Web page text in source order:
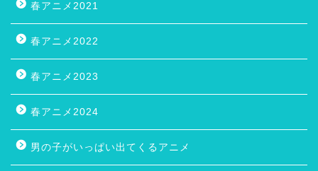
春アニメ2021
春アニメ2022
春アニメ2023
春アニメ2024
男の子がいっぱい出てくるアニメ